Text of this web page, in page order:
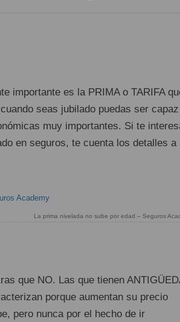
importante es la PRIMA o TARIFA
seas jubilado puedas ser
muy importantes. Si te
en seguros, te cuenta los detalles a
La prima nivelada no sube por edad – Seguros
que NO. Las que tienen
porque aumentan su precio
pero nunca por el hecho de ir